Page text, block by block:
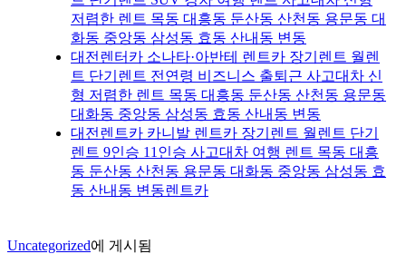
저렴한 렌트 목동 대흥동 둔산동 산천동 용문동 대
화동 중앙동 삼성동 효동 산내동 변동
대전렌터카 소나타·아반테 렌트카 장기렌트 월렌
트 단기렌트 전연령 비즈니스 출퇴근 사고대차 신
형 저렴한 렌트 목동 대흥동 둔산동 산천동 용문동
대화동 중앙동 삼성동 효동 산내동 변동
대전렌트카 카니발 렌트카 장기렌트 월렌트 단기
렌트 9인승 11인승 사고대차 여행 렌트 목동 대흥
동 둔산동 산천동 용문동 대화동 중앙동 삼성동 효
동 산내동 변동렌트카
Uncategorized에 게시됨